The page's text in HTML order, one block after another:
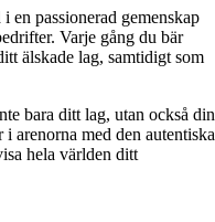
en passionerad gemenskap
Varje gång du bär
älskade lag, samtidigt som
bara ditt lag, utan också din
arenorna med den autentiska
hela världen ditt